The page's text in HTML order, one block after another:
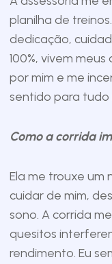
planilha de
dedicação,
100%, vivem
por mim e me
sentido para tudo
Como a corrida
Ela me trouxe um
cuidar de mim,
sono. A corrida
quesitos
rendimento. Eu